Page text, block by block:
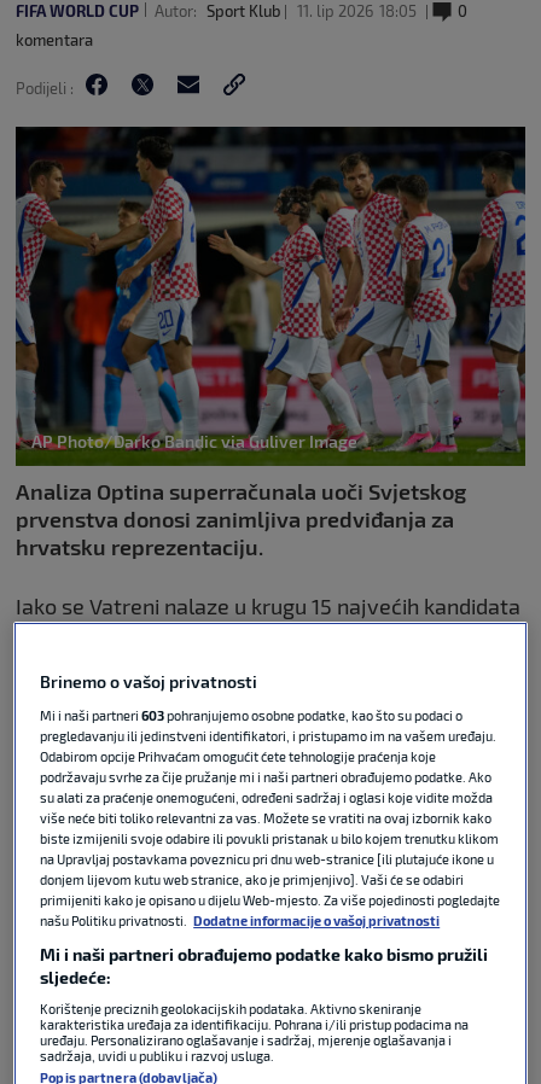
FIFA WORLD CUP Autor: Sport Klub 11. lip 2026 18:05
0
komentara
Podijeli :
AP Photo/Darko Bandic via Guliver Image
Analiza Optina superračunala uoči Svjetskog
prvenstva donosi zanimljiva predviđanja za
hrvatsku reprezentaciju.
Iako se Vatreni nalaze u krugu 15 najvećih kandidata
procjenjuje daHrvatskaima 18.27 posto šansi za
plasman u četvrtfinale, 8.95 posto za polufinale, dok
vjerojatnost dolaska do same završnice iznosi 3.82
posto.
POVEZANO
Evo kada Hrvatska igra utakmice
Svjetskog prvenstva po našem
vremenu
FIFA WORLD CUP 11. lip 2026 0
Brinemo o vašoj privatnosti
Mi i naši partneri603pohranjujemo osobne podatke, kao što su podaci o
pregledavanju ili jedinstveni identifikatori, i pristupamo im na vašem uređaju.
Odabirom opcije Prihvaćam omogućit ćete tehnologije praćenja koje
podržavaju svrhe za čije pružanje mi i naši partneri obrađujemo podatke. Ako
su alati za praćenje onemogućeni, određeni sadržaj i oglasi koje vidite možda
više neće biti toliko relevantni za vas. Možete se vratiti na ovaj izbornik kako
biste izmijenili svoje odabire ili povukli pristanak u bilo kojem trenutku klikom
na Upravljaj postavkama poveznicu pri dnu web-stranice [ili plutajuće ikone u
donjem lijevom kutu web stranice, ako je primjenjivo]. Vaši će se odabiri
primijeniti kako je opisano u dijelu Web-mjesto. Za više pojedinosti pogledajte
našu Politiku privatnosti.
Dodatne informacije o vašoj privatnosti
Mi i naši partneri obrađujemo podatke kako bismo pružili
sljedeće:
Korištenje preciznih geolokacijskih podataka. Aktivno skeniranje
karakteristika uređaja za identifikaciju. Pohrana i/ili pristup podacima na
uređaju. Personalizirano oglašavanje i sadržaj, mjerenje oglašavanja i
sadržaja, uvidi u publiku i razvoj usluga.
Popis partnera (dobavljača)